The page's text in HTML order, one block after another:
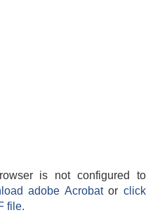
is not configured to
adobe Acrobatorclick
file.